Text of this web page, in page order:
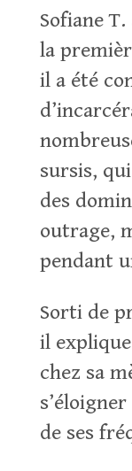
Sofiane
la
il a été
sursis,
des
outrage,
pendant
Sorti de
il
chez sa
de ses